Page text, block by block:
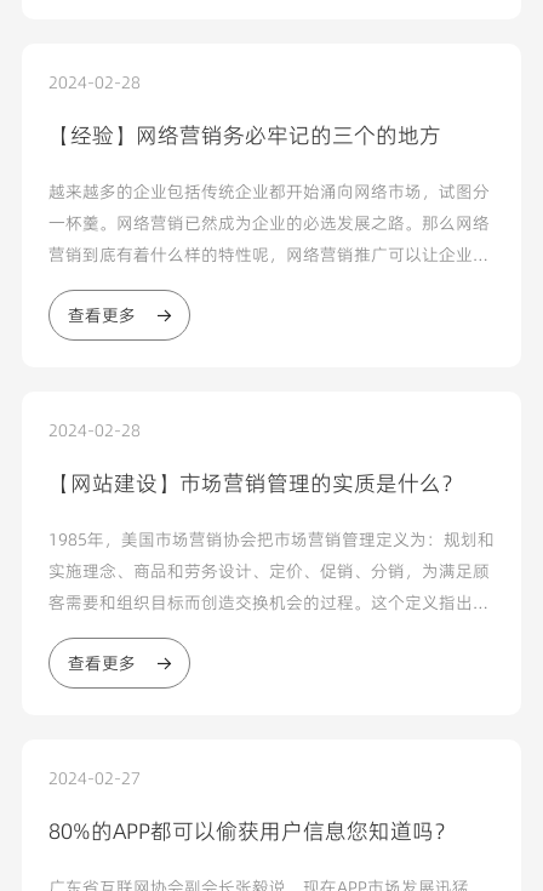
2024-02-28
【经验】网络营销务必牢记的三个的地方
越来越多的企业包括传统企业都开始涌向网络市场，试图分
一杯羹。网络营销已然成为企业的必选发展之路。那么网络
营销到底有着什么样的特性呢，网络营销推广可以让企业与
消费者进行有效的互动，而传统媒体的这种交互性是很少
的，报纸、电视、杂志只是提供给那些所谓的潜在客户去
查看更多
2024-02-28
【网站建设】市场营销管理的实质是什么？
1985年，美国市场营销协会把市场营销管理定义为：规划和
实施理念、商品和劳务设计、定价、促销、分销，为满足顾
客需要和组织目标而创造交换机会的过程。这个定义指出市
场营销管理是一个包括分析、计划、执行和控制的过程；它
涵盖...
查看更多
2024-02-27
80%的APP都可以偷获用户信息您知道吗？